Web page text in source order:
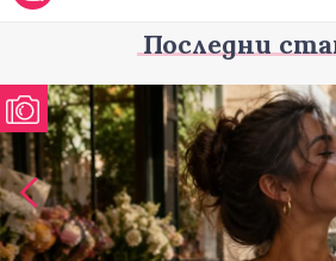
Последни